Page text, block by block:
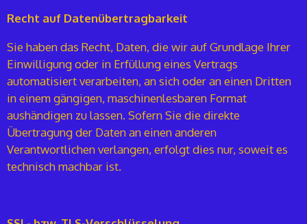
Recht auf Datenübertragbarkeit
Sie haben das Recht, Daten, die wir auf Grundlage Ihrer
Einwilligung oder in Erfüllung eines Vertrags
automatisiert verarbeiten, an sich oder an einen Dritten
in einem gängigen, maschinenlesbaren Format
aushändigen zu lassen. Sofern Sie die direkte
Übertragung der Daten an einen anderen
Verantwortlichen verlangen, erfolgt dies nur, soweit es
technisch machbar ist.